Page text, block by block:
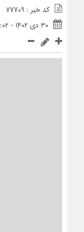
کد خبر : 77709
۳۰ دی ۱۴۰۲ - ۱۹:۰۲